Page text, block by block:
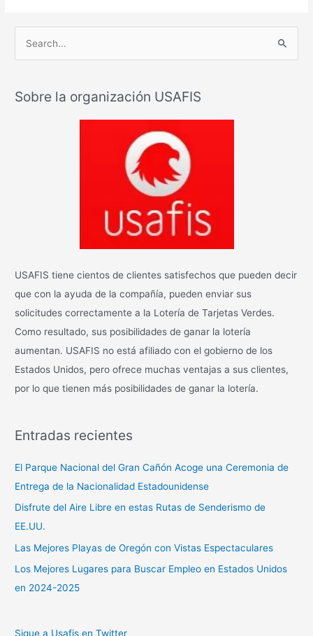
c
Sobre la organización USAFIS
USAFIS tiene cientos de clientes satisfechos que pueden decir
que con la ayuda de la compañía, pueden enviar sus
solicitudes correctamente a la Lotería de Tarjetas Verdes.
Como resultado, sus posibilidades de ganar la lotería
aumentan. USAFIS no está afiliado con el gobierno de los
Estados Unidos, pero ofrece muchas ventajas a sus clientes,
por lo que tienen más posibilidades de ganar la lotería.
Entradas recientes
El Parque Nacional del Gran Cañón Acoge una Ceremonia de
Entrega de la Nacionalidad Estadounidense
Disfrute del Aire Libre en estas Rutas de Senderismo de
EE.UU.
Las Mejores Playas de Oregón con Vistas Espectaculares
Los Mejores Lugares para Buscar Empleo en Estados Unidos
en 2024-2025
Sigue a Usafis en Twitter